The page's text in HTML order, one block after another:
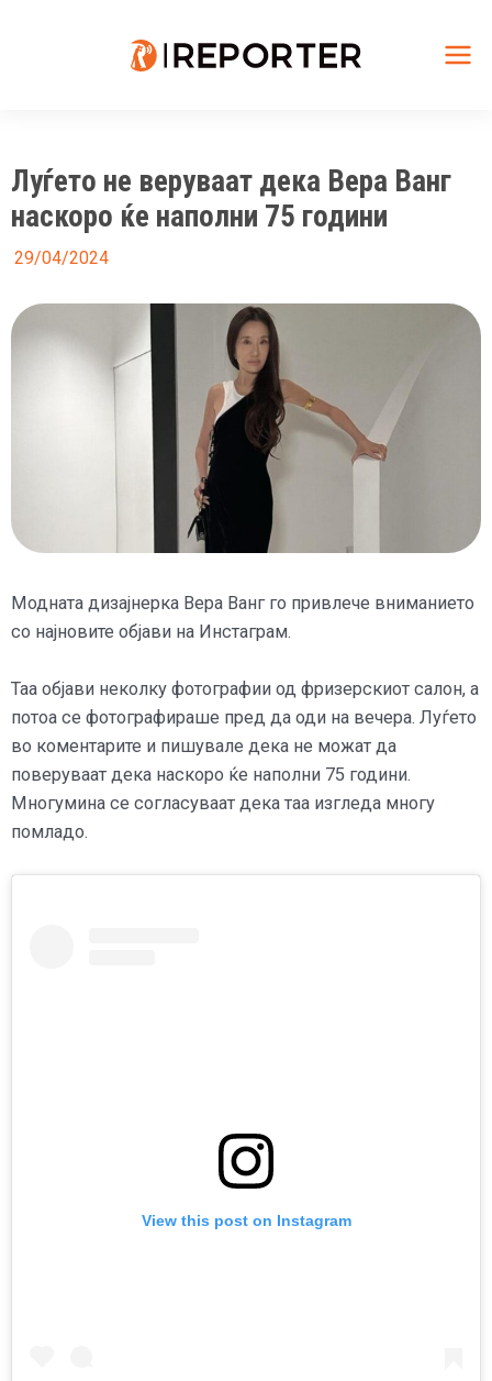
Луѓето не веруваат дека Вера Ванг
наскоро ќе наполни 75 години
29/04/2024
Модната дизајнерка Вера Ванг го привлече вниманието
со најновите објави на Инстаграм.
Таа објави неколку фотографии од фризерскиот салон, а
потоа се фотографираше пред да оди на вечера. Луѓето
во коментарите и пишувале дека не можат да
поверуваат дека наскоро ќе наполни 75 години.
Многумина се согласуваат дека таа изгледа многу
помладо.
View this post on Instagram